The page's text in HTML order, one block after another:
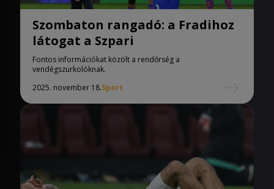
Szombaton rangadó: a Fradihoz
látogat a Szpari
Fontos információkat közölt a rendőrség a
vendégszurkolóknak.
2025. november 18.Sport